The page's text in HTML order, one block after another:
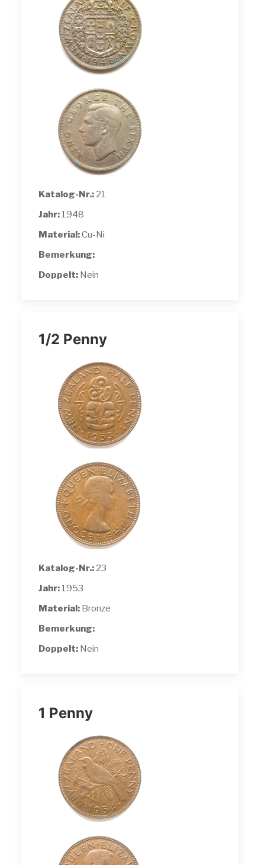
Katalog-Nr.: 21
Jahr: 1948
Material:Cu-Ni
Bemerkung:
Doppelt: Nein
1/2 Penny
Katalog-Nr.: 23
Jahr: 1953
Material: Bronze
Bemerkung:
Doppelt: Nein
1 Penny